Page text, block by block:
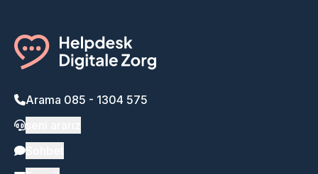
Arama 085 - 1304 575